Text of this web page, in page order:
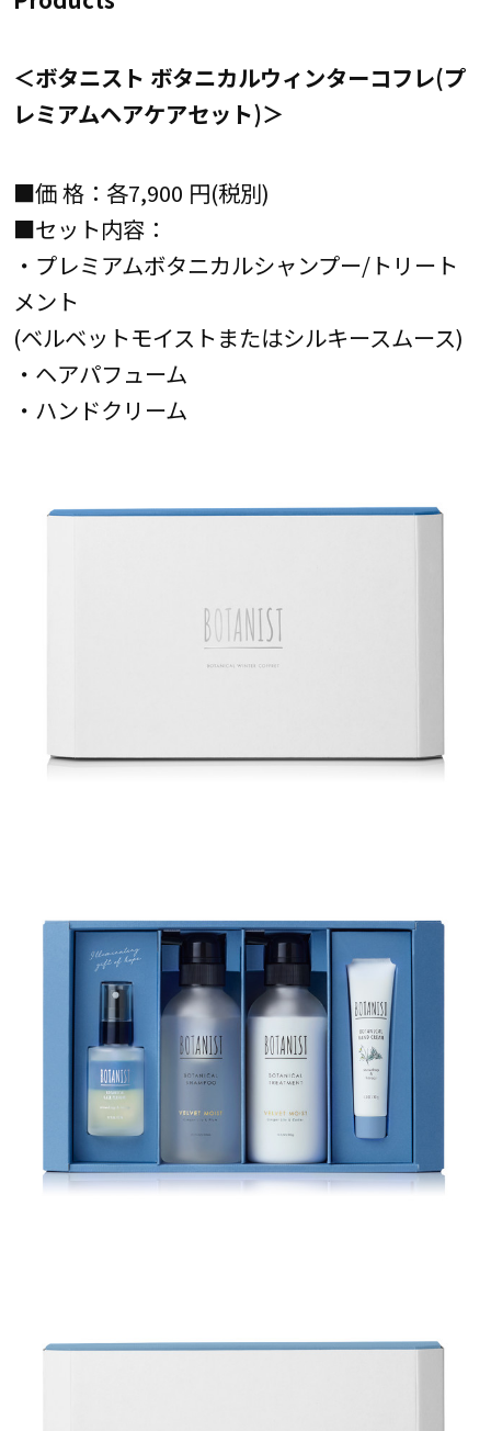
＜ボタニスト ボタニカルウィンターコフレ(プ
レミアムヘアケアセット)＞
■価 格：各7,900 円(税別)
■セット内容：
・プレミアムボタニカルシャンプー/トリート
メント
(ベルベットモイストまたはシルキースムース)
・ヘアパフューム
・ハンドクリーム